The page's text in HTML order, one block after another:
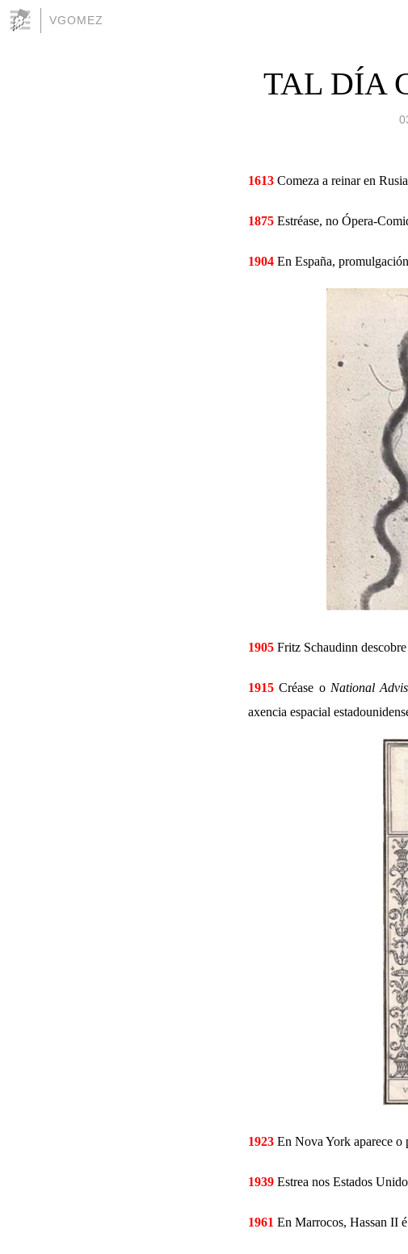
VGOMEZ
TAL DÍA
1613 Comeza a reinar en
1875 Estréase, no Ópera-
1904 En España,
1905 Fritz Schaudinn
1915 Créase o National
axencia espacial
1923 En Nova York aparece o
1939 Estrea nos Estados
1961 En Marrocos, Hassan II